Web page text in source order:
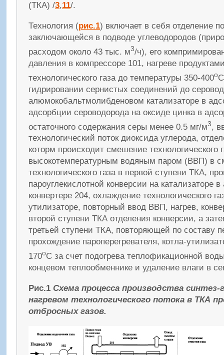
(ТКА) /3,11/.
Технология (рис.1) включает в себя отделение
заключающейся в подводе углеводородов
расходом около 43 тыс. м3/ч), его
давления в компрессоре 101, нагреве
технологического газа до температуры 350-400o
гидрировании сернистых соединений до
алюмокобальтмолибденовом катализаторе в
адсорбции сероводорода на оксиде цинка в
остаточного содержания серы менее 0.5 мг/м3,
технологический поток диоксида углерода,
которм происходит смешение технологического
высокотемпературным водяным паром (ВВП) в
технологического газа в первой ступени ТКА,
пароуглекислотной конверсии на катализаторе
конвертере 204, охлаждение технологического
утилизаторе, повторный ввод ВВП, нагрев,
второй ступени ТКА отделения конверсии, а
третьей ступени ТКА, повторяющей по составу
прохождение пароперегревателя, котла-
170oС за счет подогрева теплофикационной
концевом теплообменнике и удаление влаги в
Рис.1 Схема процесса производства
нагревом технологического потока в ТКА
отбросных газов.